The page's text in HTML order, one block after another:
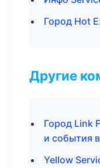
Город Hot
Другие
Город Link
и события
Yellow